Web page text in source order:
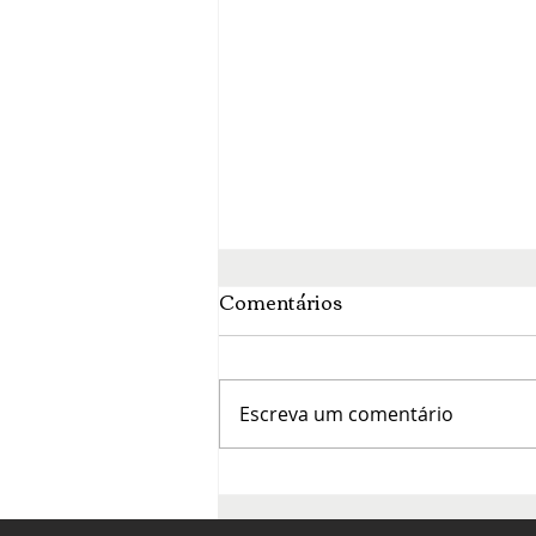
Comentários
Escreva um comentário